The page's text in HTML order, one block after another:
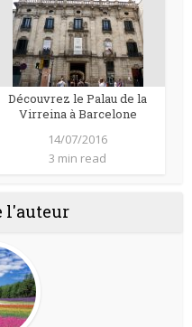
Découvrez le Palau de la
Virreina à Barcelone
14/07/2016
3 min read
l'auteur